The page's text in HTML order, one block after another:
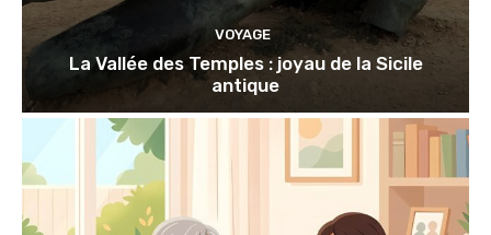
VOYAGE
La Vallée des Temples : joyau de la Sicile
antique